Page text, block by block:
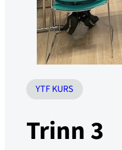
YTF KURS
Trinn 3